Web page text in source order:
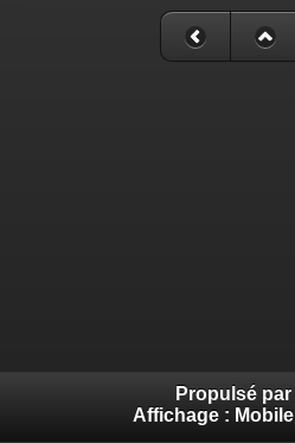
Propulsé par
Affichage : Mobile